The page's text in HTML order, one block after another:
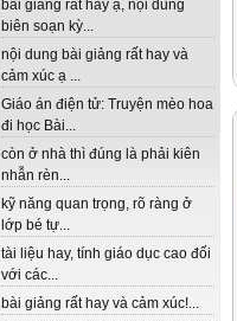
bài giảng rất hay ạ, nội dung
biên soạn kỳ...
nội dung bài giảng rất hay và
cảm xúc ạ ...
Giáo án điện tử: Truyện mèo hoa
đi học Bài...
còn ở nhà thì đúng là phải kiên
nhẫn rèn...
kỹ năng quan trọng, rõ ràng ở
lớp bé tự...
tài liệu hay, tính giáo dục cao đối
với các...
bài giảng rất hay và cảm xúc!...